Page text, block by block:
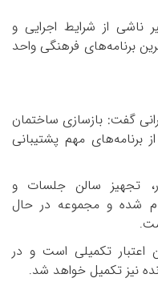
ناشی از شرایط اجرایی و
برنامه‌های فرهنگی واحد
گفت: بازسازی ساختمان
مهم پشتیبانی
تجهیز سالن جلسات و
شده و مجموعه در حال
.
اعتبار تکمیلی است و در
نیز تکمیل خواهد شد.